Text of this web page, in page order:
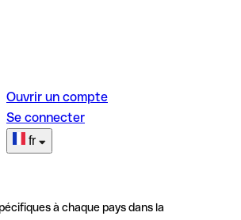
Ouvrir un compte
Se connecter
fr
à chaque pays dans la